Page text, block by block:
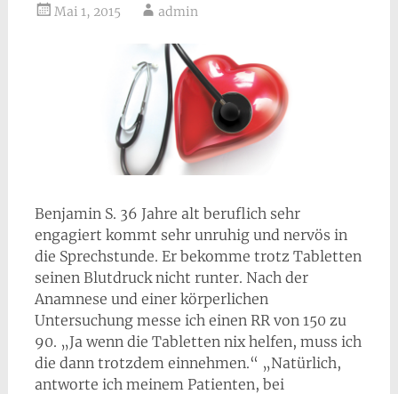
Mai 1, 2015 admin
Benjamin S. 36 Jahre alt beruflich sehr
engagiert kommt sehr unruhig und nervös in
die Sprechstunde. Er bekomme trotz Tabletten
seinen Blutdruck nicht runter. Nach der
Anamnese und einer körperlichen
Untersuchung messe ich einen RR von 150 zu
90. „Ja wenn die Tabletten nix helfen, muss ich
die dann trotzdem einnehmen.“ „Natürlich,
antworte ich meinem Patienten, bei